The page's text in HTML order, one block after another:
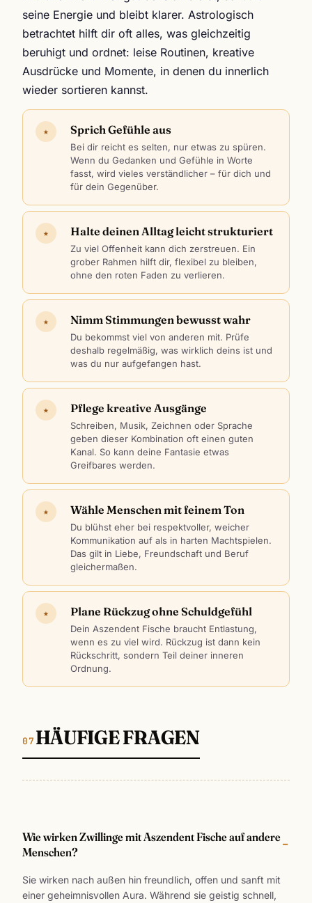
seine Energie und bleibt klarer. Astrologisch
betrachtet hilft dir oft alles, was gleichzeitig
beruhigt und ordnet: leise Routinen, kreative
Ausdrücke und Momente, in denen du innerlich
wieder sortieren kannst.
★ Sprich Gefühle aus
Bei dir reicht es selten, nur etwas zu spüren.
Wenn du Gedanken und Gefühle in Worte
fasst, wird vieles verständlicher – für dich und
für dein Gegenüber.
★ Halte deinen Alltag leicht strukturiert
Zu viel Offenheit kann dich zerstreuen. Ein
grober Rahmen hilft dir, flexibel zu bleiben,
ohne den roten Faden zu verlieren.
★ Nimm Stimmungen bewusst wahr
Du bekommst viel von anderen mit. Prüfe
deshalb regelmäßig, was wirklich deins ist und
was du nur aufgefangen hast.
★ Pflege kreative Ausgänge
Schreiben, Musik, Zeichnen oder Sprache
geben dieser Kombination oft einen guten
Kanal. So kann deine Fantasie etwas
Greifbares werden.
★ Wähle Menschen mit feinem Ton
Du blühst eher bei respektvoller, weicher
Kommunikation auf als in harten Machtspielen.
Das gilt in Liebe, Freundschaft und Beruf
gleichermaßen.
★ Plane Rückzug ohne Schuldgefühl
Dein Aszendent Fische braucht Entlastung,
wenn es zu viel wird. Rückzug ist dann kein
Rückschritt, sondern Teil deiner inneren
Ordnung.
HÄUFIGE FRAGEN
Wie wirken Zwillinge mit Aszendent Fische auf andere
Menschen?
Sie wirken nach außen hin freundlich, offen und sanft mit
einer geheimnisvollen Aura. Während sie geistig schnell,